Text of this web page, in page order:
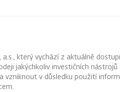
který vychází z aktuálně
jakýchkoliv investičních
vzniknout v důsledku použití